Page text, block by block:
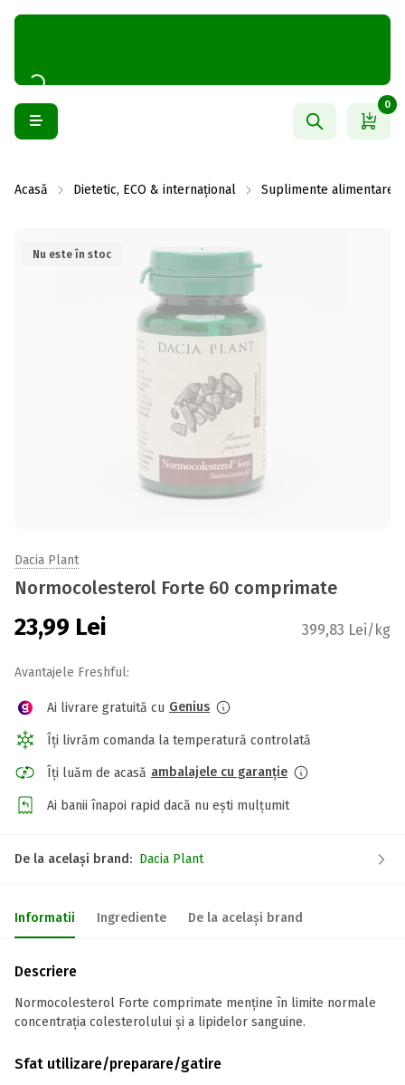
0
Acasă Dietetic, ECO & internațional Suplimente alimentare
Nu este în stoc
Dacia Plant
Normocolesterol Forte 60 comprimate
23,99 Lei 399,83 Lei/kg
Avantajele Freshful:
Ai livrare gratuită cu Genius
Îți livrăm comanda la temperatură controlată
Îți luăm de acasă ambalajele cu garanție
Ai banii înapoi rapid dacă nu ești mulțumit
De la același brand: Dacia Plant
Informatii Ingrediente De la același brand
Descriere
Normocolesterol Forte comprimate menține în limite normale
concentrația colesterolului și a lipidelor sanguine.
Sfat utilizare/preparare/gatire